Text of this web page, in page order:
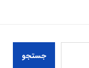
جستجو